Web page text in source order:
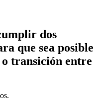
dos
que sea posible
transición entre